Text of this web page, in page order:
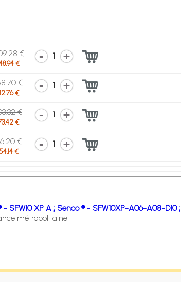
€
€
1
€
€
1
€
€
1
€
€
1
- SFW10 XP A ; Senco ® - SFW10XP-A06-A08-D10 ;
métropolitaine